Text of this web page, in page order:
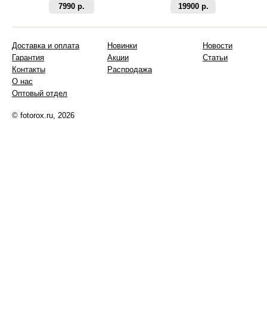
7990 р.
19900 р.
Доставка и оплата
Гарантия
Контакты
О нас
Оптовый отдел
Новинки
Акции
Распродажа
Новости
Статьи
© fotorox.ru, 2026